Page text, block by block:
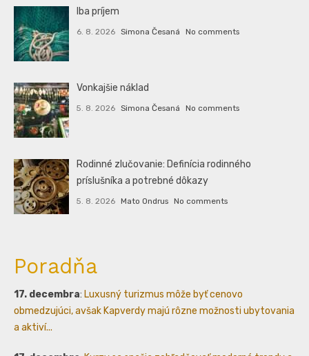
Iba príjem
6. 8. 2026 Simona Česaná No comments
Vonkajšie náklad
5. 8. 2026 Simona Česaná No comments
Rodinné zlučovanie: Definícia rodinného
príslušníka a potrebné dôkazy
5. 8. 2026 Mato Ondrus No comments
Poradňa
17. decembra: Luxusný turizmus môže byť cenovo
obmedzujúci, avšak Kapverdy majú rôzne možnosti ubytovania
a aktiví...